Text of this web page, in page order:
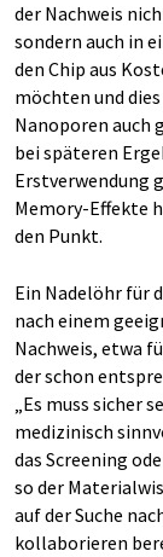
der Nachweis
sondern auch in
den Chip aus
möchten und
Nanoporen auch
bei späteren
Erstverwendung
Memory-Effekte
den Punkt.
Ein Nadelöhr für
nach einem
Nachweis, etwa
der schon
„Es muss sicher
medizinisch
das Screening
so der
auf der Suche
kollaborieren